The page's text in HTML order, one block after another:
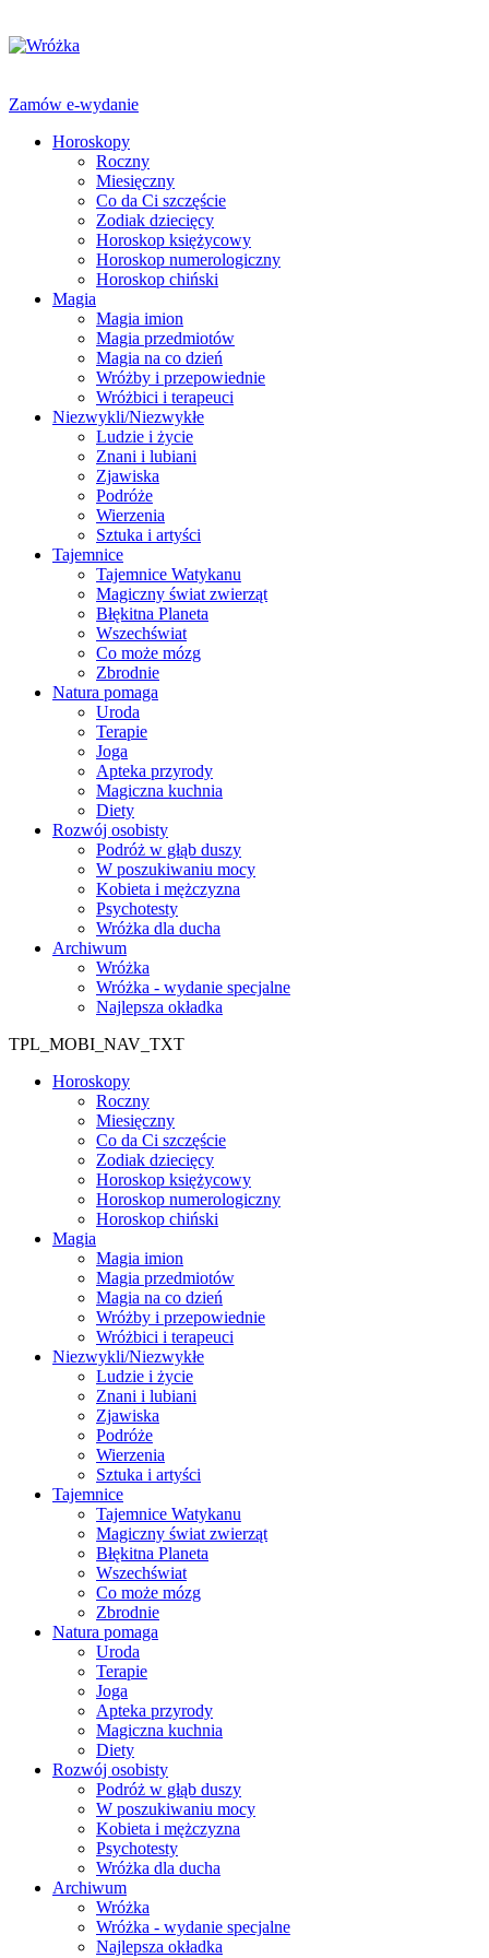
Zamów e-wydanie
Horoskopy
Roczny
Miesięczny
Co da Ci szczęście
Zodiak dziecięcy
Horoskop księżycowy
Horoskop numerologiczny
Horoskop chiński
Magia
Magia imion
Magia przedmiotów
Magia na co dzień
Wróżby i przepowiednie
Wróżbici i terapeuci
Niezwykli/Niezwykłe
Ludzie i życie
Znani i lubiani
Zjawiska
Podróże
Wierzenia
Sztuka i artyści
Tajemnice
Tajemnice Watykanu
Magiczny świat zwierząt
Błękitna Planeta
Wszechświat
Co może mózg
Zbrodnie
Natura pomaga
Uroda
Terapie
Joga
Apteka przyrody
Magiczna kuchnia
Diety
Rozwój osobisty
Podróż w głąb duszy
W poszukiwaniu mocy
Kobieta i mężczyzna
Psychotesty
Wróżka dla ducha
Archiwum
Wróżka
Wróżka - wydanie specjalne
Najlepsza okładka
TPL_MOBI_NAV_TXT
Horoskopy
Roczny
Miesięczny
Co da Ci szczęście
Zodiak dziecięcy
Horoskop księżycowy
Horoskop numerologiczny
Horoskop chiński
Magia
Magia imion
Magia przedmiotów
Magia na co dzień
Wróżby i przepowiednie
Wróżbici i terapeuci
Niezwykli/Niezwykłe
Ludzie i życie
Znani i lubiani
Zjawiska
Podróże
Wierzenia
Sztuka i artyści
Tajemnice
Tajemnice Watykanu
Magiczny świat zwierząt
Błękitna Planeta
Wszechświat
Co może mózg
Zbrodnie
Natura pomaga
Uroda
Terapie
Joga
Apteka przyrody
Magiczna kuchnia
Diety
Rozwój osobisty
Podróż w głąb duszy
W poszukiwaniu mocy
Kobieta i mężczyzna
Psychotesty
Wróżka dla ducha
Archiwum
Wróżka
Wróżka - wydanie specjalne
Najlepsza okładka